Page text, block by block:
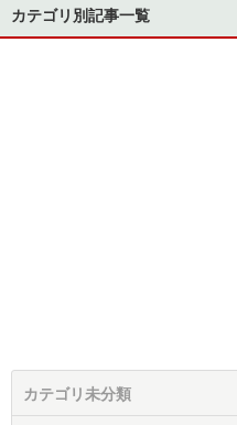
カテゴリ別記事一覧
カテゴリ未分類